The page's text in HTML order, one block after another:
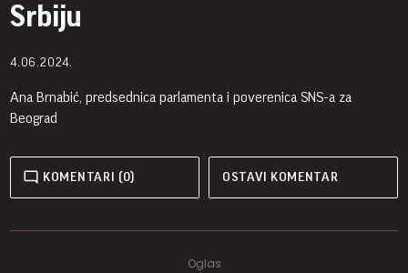
Srbiju
4.06.2024.
Ana Brnabić, predsednica parlamenta i poverenica SNS-a za
Beograd
KOMENTARI (0) OSTAVI KOMENTAR